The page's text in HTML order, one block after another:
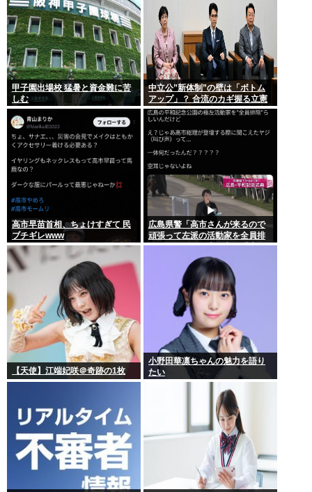
甲子園出場校 猛暑と資金難に苦
しむ
中立公”新体制”の壁は「ボトム
アップ」？ 合流のカギ握る立憲
高市早苗首相、ちょけすぎて 民
ブチギレwww
広島県警「高市さんが来るので
頑張って左派の活動家を全員排
除しました！」広島市民「広島
から出てけ！」結局ヤジが飛ぶ
【天使】江端妃咲＠奇跡の1枚
小野田華凛ちゃんの魅力を語り
たい